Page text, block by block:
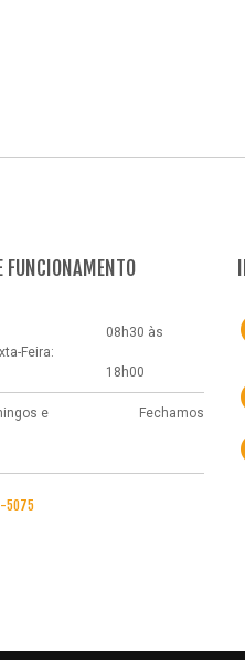
FUNCIONAMENTO
Feira:
08h30 às
18h00
e Fechamos
5075